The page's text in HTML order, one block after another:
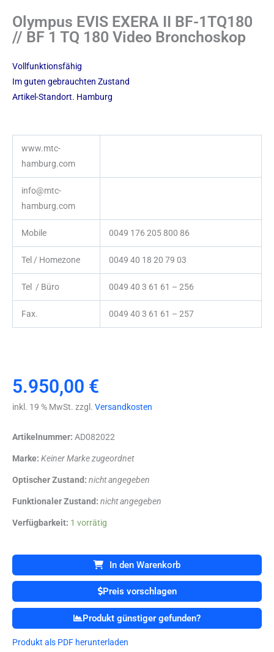
Olympus EVIS EXERA II BF-1TQ180
// BF 1 TQ 180 Video Bronchoskop
Vollfunktionsfähig
Im guten gebrauchten Zustand
Artikel-Standort. Hamburg
www.mtc-
hamburg.com
info@mtc-
hamburg.com
Mobile 0049 176 205 800 86
Tel / Homezone 0049 40 18 20 79 03
Tel / Büro 0049 40 3 61 61 – 256
Fax. 0049 40 3 61 61 – 257
5.950,00 €
inkl. 19 % MwSt. zzgl. Versandkosten
Artikelnummer: AD082022
Marke: Keiner Marke zugeordnet
Optischer Zustand: nicht angegeben
Funktionaler Zustand: nicht angegeben
Verfügbarkeit: 1 vorrätig
Olympus
II
BF-
1TQ180
BF
TQ
180
In den Warenkorb
Preis vorschlagen
Produkt günstiger gefunden?
Produkt als PDF herunterladen